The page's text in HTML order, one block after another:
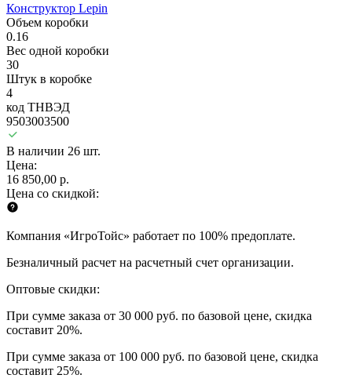
Конструктор Lepin
Объем коробки
0.16
Вес одной коробки
30
Штук в коробке
4
код ТНВЭД
9503003500
В наличии 26 шт.
Цена:
16 850,00 р.
Цена со скидкой:
Компания «ИгроТойс» работает по 100% предоплате.
Безналичный расчет на расчетный счет организации.
Оптовые скидки:
При сумме заказа от 30 000 руб. по базовой цене, скидка
составит 20%.
При сумме заказа от 100 000 руб. по базовой цене, скидка
составит 25%.